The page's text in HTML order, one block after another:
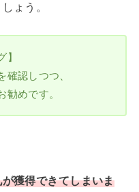
ょう。
】
確認しつつ、
勧めです。
獲得できてしまいま